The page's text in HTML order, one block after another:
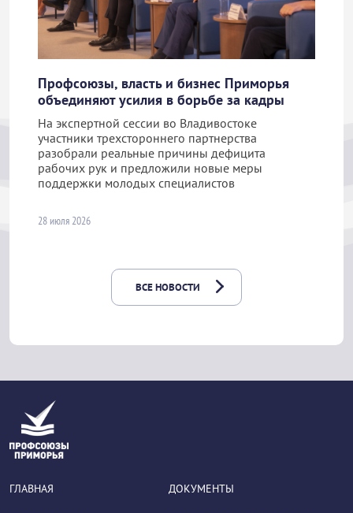
Профсоюзы, власть и бизнес Приморья
объединяют усилия в борьбе за кадры
На экспертной сессии во Владивостоке
участники трехстороннего партнерства
разобрали реальные причины дефицита
рабочих рук и предложили новые меры
поддержки молодых специалистов
28 июля 2026
ВСЕ НОВОСТИ
ГЛАВНАЯ ДОКУМЕНТЫ